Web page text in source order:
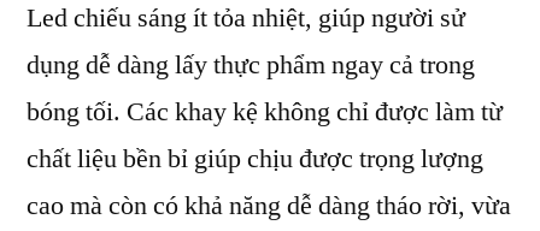
Led chiếu sáng ít tỏa nhiệt, giúp người sử
dụng dễ dàng lấy thực phẩm ngay cả trong
bóng tối. Các khay kệ không chỉ được làm từ
chất liệu bền bỉ giúp chịu được trọng lượng
cao mà còn có khả năng dễ dàng tháo rời, vừa